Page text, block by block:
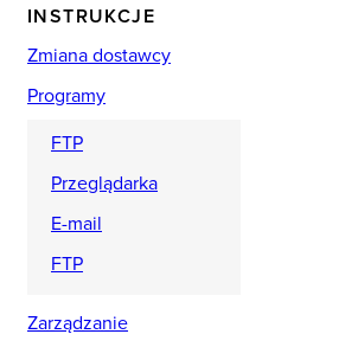
INSTRUKCJE
Zmiana dostawcy
Programy
FTP
Przeglądarka
E-mail
FTP
Zarządzanie